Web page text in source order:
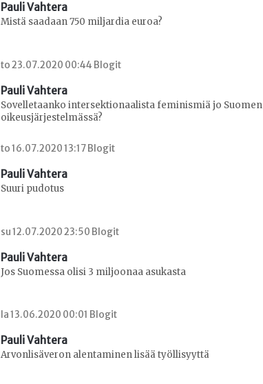
Pauli Vahtera
Mistä saadaan 750 miljardia euroa?
to 23.07.2020 00:44 Blogit
Pauli Vahtera
Sovelletaanko intersektionaalista feminismiä jo Suomen
oikeusjärjestelmässä?
to 16.07.2020 13:17 Blogit
Pauli Vahtera
Suuri pudotus
su 12.07.2020 23:50 Blogit
Pauli Vahtera
Jos Suomessa olisi 3 miljoonaa asukasta
la 13.06.2020 00:01 Blogit
Pauli Vahtera
Arvonlisäveron alentaminen lisää työllisyyttä